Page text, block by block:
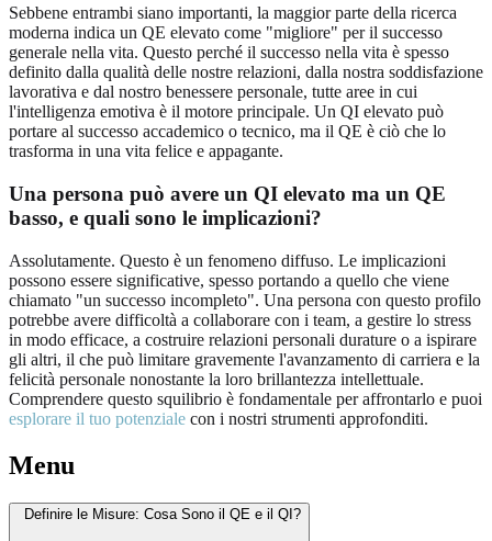
Sebbene entrambi siano importanti, la maggior parte della ricerca
moderna indica un QE elevato come "migliore" per il successo
generale nella vita. Questo perché il successo nella vita è spesso
definito dalla qualità delle nostre relazioni, dalla nostra soddisfazione
lavorativa e dal nostro benessere personale, tutte aree in cui
l'intelligenza emotiva è il motore principale. Un QI elevato può
portare al successo accademico o tecnico, ma il QE è ciò che lo
trasforma in una vita felice e appagante.
Una persona può avere un QI elevato ma un QE
basso, e quali sono le implicazioni?
Assolutamente. Questo è un fenomeno diffuso. Le implicazioni
possono essere significative, spesso portando a quello che viene
chiamato "un successo incompleto". Una persona con questo profilo
potrebbe avere difficoltà a collaborare con i team, a gestire lo stress
in modo efficace, a costruire relazioni personali durature o a ispirare
gli altri, il che può limitare gravemente l'avanzamento di carriera e la
felicità personale nonostante la loro brillantezza intellettuale.
Comprendere questo squilibrio è fondamentale per affrontarlo e puoi
esplorare il tuo potenziale con i nostri strumenti approfonditi.
Menu
Definire le Misure: Cosa Sono il QE e il QI?